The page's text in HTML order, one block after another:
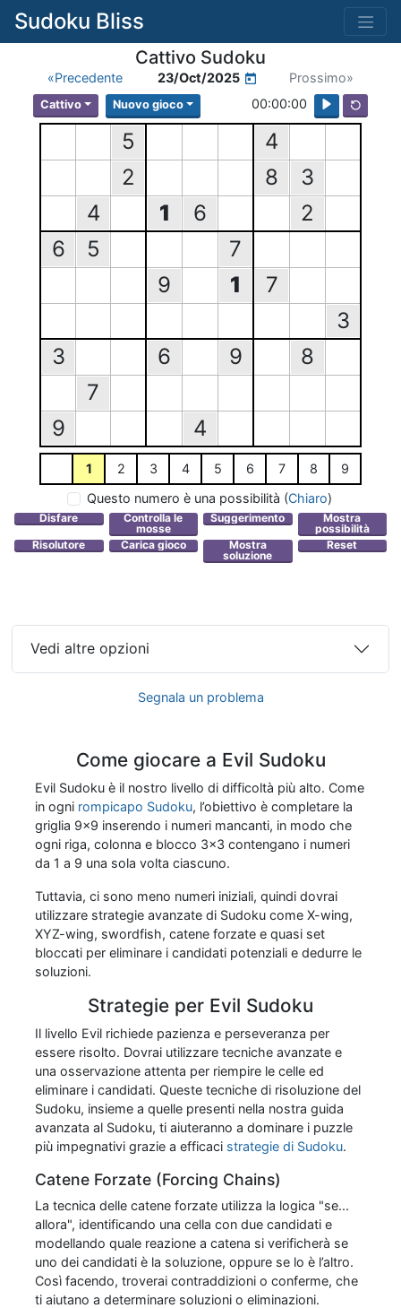
Sudoku Bliss
Cattivo Sudoku
«Precedente 23/Oct/2025 Prossimo»
Cattivo Nuovo gioco 00:00:00
5
4
2
8
3
4
1 6
2
6
5
7
9
1
7
3
3
6 9
8
7
9
4
1 2 3 4 5 6 7 8
9
Questo numero è una possibilità (Chiaro)
Vedi altre opzioni
Segnala un problema
Come giocare a Evil Sudoku
Evil Sudoku è il nostro livello di difficoltà più alto. Come
in ogni rompicapo Sudoku, l’obiettivo è completare la
griglia 9x9 inserendo i numeri mancanti, in modo che
ogni riga, colonna e blocco 3x3 contengano i numeri
da 1 a 9 una sola volta ciascuno.
Tuttavia, ci sono meno numeri iniziali, quindi dovrai
utilizzare strategie avanzate di Sudoku come X-wing,
XYZ-wing, swordfish, catene forzate e quasi set
bloccati per eliminare i candidati potenziali e dedurre le
soluzioni.
Strategie per Evil Sudoku
Il livello Evil richiede pazienza e perseveranza per
essere risolto. Dovrai utilizzare tecniche avanzate e
una osservazione attenta per riempire le celle ed
eliminare i candidati. Queste tecniche di risoluzione del
Sudoku, insieme a quelle presenti nella nostra guida
avanzata al Sudoku, ti aiuteranno a dominare i puzzle
più impegnativi grazie a efficaci strategie di Sudoku.
Catene Forzate (Forcing Chains)
La tecnica delle catene forzate utilizza la logica "se...
allora", identificando una cella con due candidati e
modellando quale reazione a catena si verificherà se
uno dei candidati è la soluzione, oppure se lo è l’altro.
Così facendo, troverai contraddizioni o conferme, che
ti aiutano a determinare soluzioni o eliminazioni.